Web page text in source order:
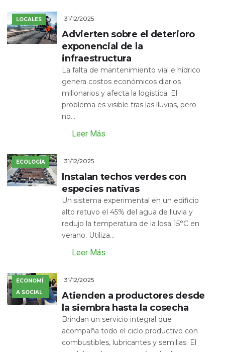
LOCALES 31/12/2025
Advierten sobre el deterioro
exponencial de la
infraestructura
La falta de mantenimiento vial e hídrico
genera costos económicos diarios
millonarios y afecta la logística. El
problema es visible tras las lluvias, pero
no...
Leer Más
ECOLOGÍA 31/12/2025
Instalan techos verdes con
especies nativas
Un sistema experimental en un edificio
alto retuvo el 45% del agua de lluvia y
redujo la temperatura de la losa 15°C en
verano. Utiliza...
Leer Más
ECONOMÍ
A SOCIAL
31/12/2025
Atienden a productores desde
la siembra hasta la cosecha
Brindan un servicio integral que
acompaña todo el ciclo productivo con
combustibles, lubricantes y semillas. El